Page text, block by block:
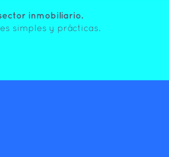
inmobiliario.
simples y prácticas.